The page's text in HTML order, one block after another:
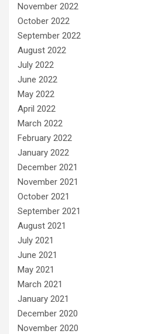
November 2022
October 2022
September 2022
August 2022
July 2022
June 2022
May 2022
April 2022
March 2022
February 2022
January 2022
December 2021
November 2021
October 2021
September 2021
August 2021
July 2021
June 2021
May 2021
March 2021
January 2021
December 2020
November 2020